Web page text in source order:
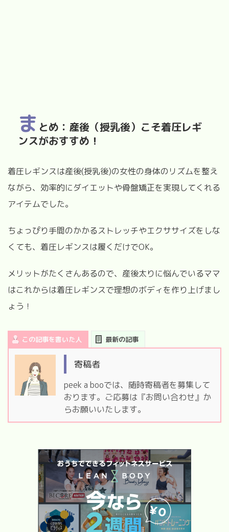
ま とめ：産後（授乳後）こそ着圧レギ
ンスがおすすめ！
着圧レギンスは産後(授乳後)の女性の身体のリズムを整え
ながら、効率的にダイエットや骨盤矯正を実現してくれる
アイテムでした。
ちょっぴり手間のかかるストレッチやエクササイズをしな
くても、着圧レギンスは履くだけでOK。
メリットがたくさんあるので、産後太りに悩んでいるママ
はこれからは着圧レギンスで理想のボディを作り上げまし
ょう！
この記事を書いた人 最新の記事
寄稿者
peek a booでは、随時寄稿者を募集して
おります。ご応募は『お問い合わせ』か
らお願いいたします。